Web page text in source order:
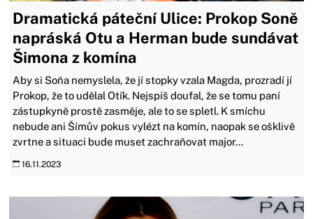
Dramatická páteční Ulice: Prokop Soně
napráská Otu a Herman bude sundávat
Šimona z komína
Aby si Soňa nemyslela, že jí stopky vzala Magda, prozradí jí
Prokop, že to udělal Otík. Nejspíš doufal, že se tomu paní
zástupkyně prostě zasměje, ale to se spletl. K smíchu
nebude ani Šímův pokus vylézt na komín, naopak se ošklivě
zvrtne a situaci bude muset zachraňovat major...
16.11.2023